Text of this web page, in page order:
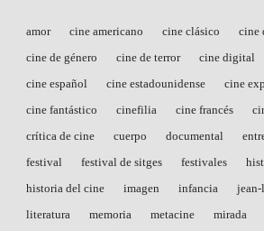
amor cine americano cine clásico
cine
cine de género
cine de terror cine digital
cine español
cine estadounidense
cine
cine fantástico
cinefilia cine francés
crítica de cine
cuerpo documental
festival
festival de sitges festivales
historia del cine
imagen infancia
literatura
memoria metacine mirada